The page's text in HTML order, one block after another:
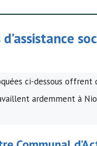
ci-dessous offrent
ardemment à